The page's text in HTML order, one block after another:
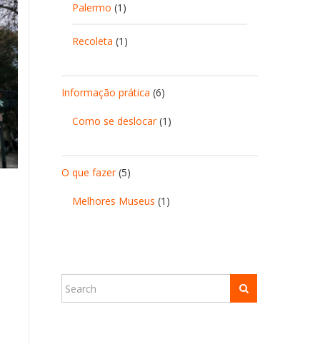
Palermo (1)
Recoleta (1)
Informação prática (6)
Como se deslocar(1)
O que fazer(5)
Melhores Museus (1)